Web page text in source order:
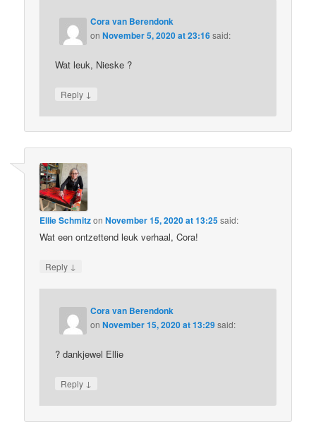
Cora van Berendonk
onNovember 5, 2020 at 23:16said:
Wat leuk, Nieske ?
Reply ↓
Ellie SchmitzonNovember 15, 2020 at 13:25said:
Wat een ontzettend leuk verhaal, Cora!
Reply ↓
Cora van Berendonk
onNovember 15, 2020 at 13:29said:
? dankjewel Ellie
Reply ↓